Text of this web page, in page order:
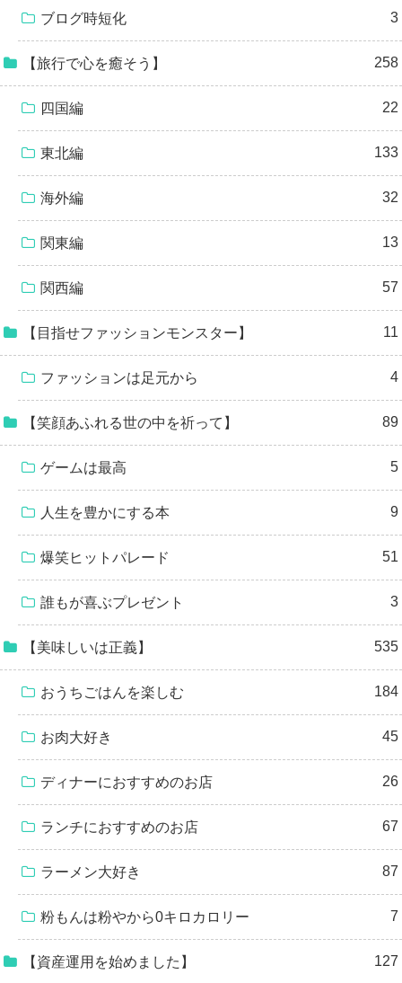
ブログ時短化 3
【旅行で心を癒そう】 258
四国編 22
東北編 133
海外編 32
関東編 13
関西編 57
【目指せファッションモンスター】 11
ファッションは足元から 4
【笑顔あふれる世の中を祈って】 89
ゲームは最高 5
人生を豊かにする本 9
爆笑ヒットパレード 51
誰もが喜ぶプレゼント 3
【美味しいは正義】 535
おうちごはんを楽しむ 184
お肉大好き 45
ディナーにおすすめのお店 26
ランチにおすすめのお店 67
ラーメン大好き 87
粉もんは粉やから0キロカロリー 7
【資産運用を始めました】 127